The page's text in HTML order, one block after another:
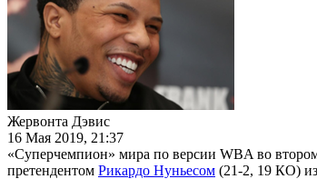
Жервонта Дэвис
16 Мая 2019, 21:37
«Суперчемпион» мира по версии WBA во
претендентом Рикардо Нуньесом (21-2, 19 КО)